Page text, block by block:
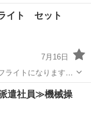
少し出品します。
イト セット
7月16日
ライトになります。
部屋を暗くしてお
翠
遣社員≫機械操